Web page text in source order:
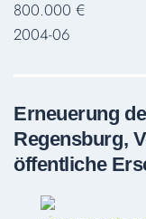
800.000 €
2004-06
Erneuerung
Regensburg,
öffentliche